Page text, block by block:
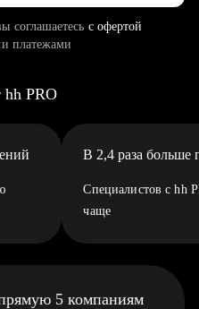
соглашаетесь с офертой
платежами
hh PRO
В 2,4 раза больше
Специалистов с hh
чаще
5 компаниям